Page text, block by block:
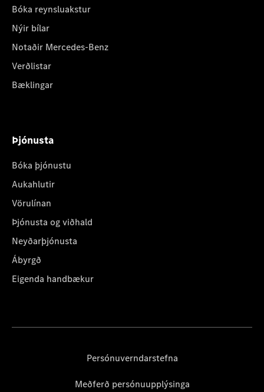
Bóka reynsluakstur
Nýir bílar
Notaðir Mercedes-Benz
Verðlistar
Bæklingar
Þjónusta
Bóka þjónustu
Aukahlutir
Vörulínan
Þjónusta og viðhald
Neyðarþjónusta
Ábyrgð
Eigenda handbækur
Persónuverndarstefna
Meðferð persónuupplýsinga